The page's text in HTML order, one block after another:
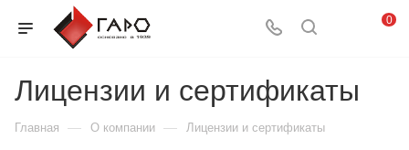
0
Лицензии и сертификаты
Главная — О компании — Лицензии и сертификаты